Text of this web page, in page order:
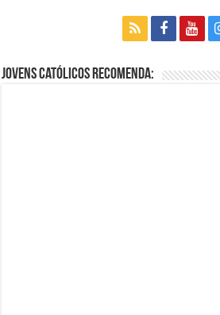
Jovens Católicos Recomenda: